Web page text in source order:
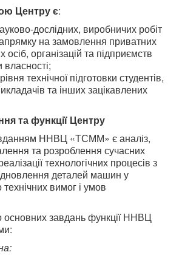
Центру є:
дослідних, виробничих робіт
на замовлення приватних
організацій та підприємств
власності;
технічної підготовки студентів,
та інших зацікавлених
та функції Центру
ННВЦ «ТСММ» є аналіз,
та розроблення сучасних
технологічних процесів з
деталей машин у
технічних вимог і умов
основних завдань функції ННВЦ